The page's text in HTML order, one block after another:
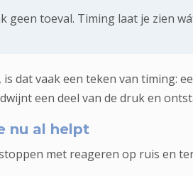
geen toeval. Timing laat je zien
dat vaak een teken van timing:
een deel van de druk en
nu al helpt
met reageren op ruis en